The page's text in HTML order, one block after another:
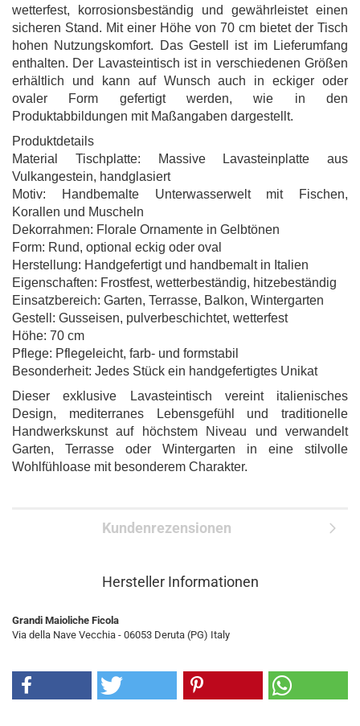
wetterfest, korrosionsbeständig und gewährleistet einen
sicheren Stand. Mit einer Höhe von 70 cm bietet der Tisch
hohen Nutzungskomfort. Das Gestell ist im Lieferumfang
enthalten. Der Lavasteintisch ist in verschiedenen Größen
erhältlich und kann auf Wunsch auch in eckiger oder
ovaler Form gefertigt werden, wie in den
Produktabbildungen mit Maßangaben dargestellt.
Produktdetails
Material Tischplatte: Massive Lavasteinplatte aus
Vulkangestein, handglasiert
Motiv: Handbemalte Unterwasserwelt mit Fischen,
Korallen und Muscheln
Dekorrahmen: Florale Ornamente in Gelbtönen
Form: Rund, optional eckig oder oval
Herstellung: Handgefertigt und handbemalt in Italien
Eigenschaften: Frostfest, wetterbeständig, hitzebeständig
Einsatzbereich: Garten, Terrasse, Balkon, Wintergarten
Gestell: Gusseisen, pulverbeschichtet, wetterfest
Höhe: 70 cm
Pflege: Pflegeleicht, farb- und formstabil
Besonderheit: Jedes Stück ein handgefertigtes Unikat
Dieser exklusive Lavasteintisch vereint italienisches
Design, mediterranes Lebensgefühl und traditionelle
Handwerkskunst auf höchstem Niveau und verwandelt
Garten, Terrasse oder Wintergarten in eine stilvolle
Wohlfühloase mit besonderem Charakter.
Kundenrezensionen
Hersteller Informationen
Grandi Maioliche Ficola
Via della Nave Vecchia - 06053 Deruta (PG) Italy